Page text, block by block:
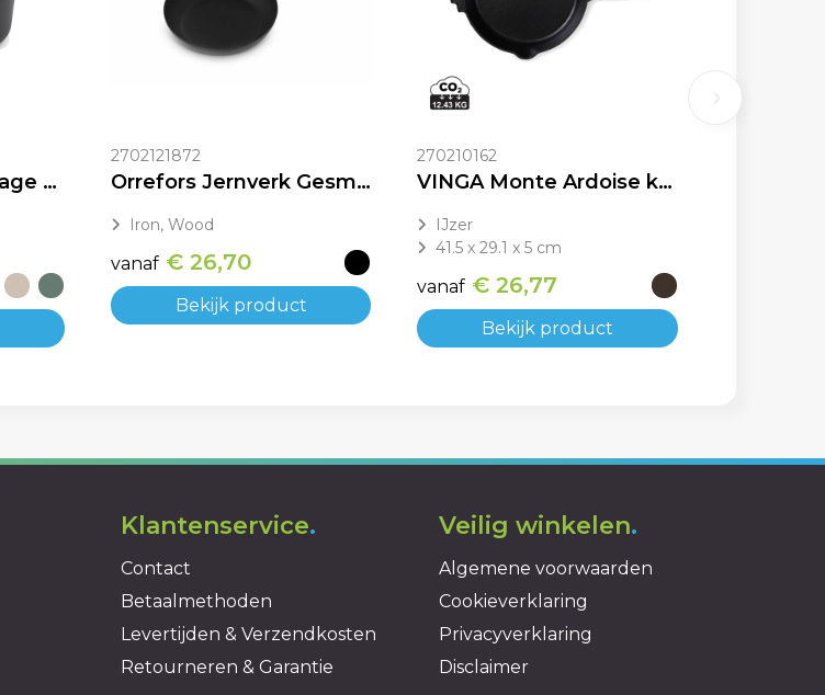
VINGA Monte heritage braadpan 5.5 L
2702121872
Orrefors Jernverk Gesmede Koekenpan BlackSmith-serie
Iron, Wood
vanaf € 26,70
Bekijk product
270210162
VINGA Monte Ardoise koekenpan, 27 cm
IJzer
41.5 x 29.1 x 5 cm
vanaf € 26,77
Bekijk product
Klantenservice.
Contact
Betaalmethoden
Levertijden & Verzendkosten
Retourneren & Garantie
Veilig winkelen.
Algemene voorwaarden
Cookieverklaring
Privacyverklaring
Disclaimer